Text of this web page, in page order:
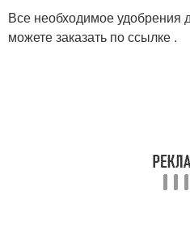
Все необходимое удобрения
можете заказать по ссылке .